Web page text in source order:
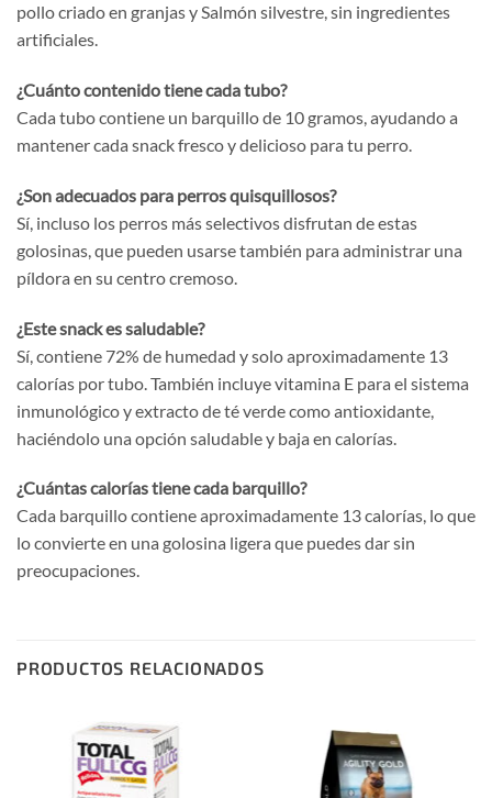
pollo criado en granjas y Salmón silvestre, sin ingredientes
artificiales.
¿Cuánto contenido tiene cada tubo?
Cada tubo contiene un barquillo de 10 gramos, ayudando a
mantener cada snack fresco y delicioso para tu perro.
¿Son adecuados para perros quisquillosos?
Sí, incluso los perros más selectivos disfrutan de estas
golosinas, que pueden usarse también para administrar una
píldora en su centro cremoso.
¿Este snack es saludable?
Sí, contiene 72% de humedad y solo aproximadamente 13
calorías por tubo. También incluye vitamina E para el sistema
inmunológico y extracto de té verde como antioxidante,
haciéndolo una opción saludable y baja en calorías.
¿Cuántas calorías tiene cada barquillo?
Cada barquillo contiene aproximadamente 13 calorías, lo que
lo convierte en una golosina ligera que puedes dar sin
preocupaciones.
PRODUCTOS RELACIONADOS